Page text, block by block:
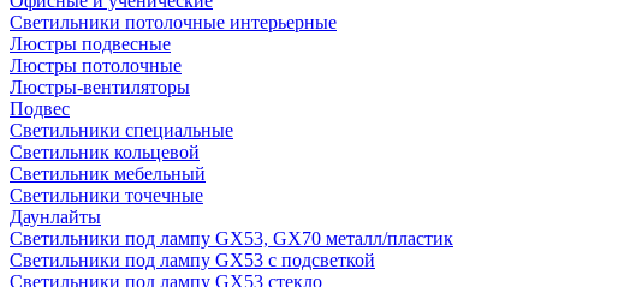
Светильники потолочные интерьерные
Люстры подвесные
Люстры потолочные
Люстры-вентиляторы
Подвес
Светильники специальные
Светильник кольцевой
Светильник мебельный
Светильники точечные
Даунлайты
Светильники под лампу GX53, GX70 металл/пластик
Светильники под лампу GX53 с подсветкой
Светильники под лампу GX53 стекло